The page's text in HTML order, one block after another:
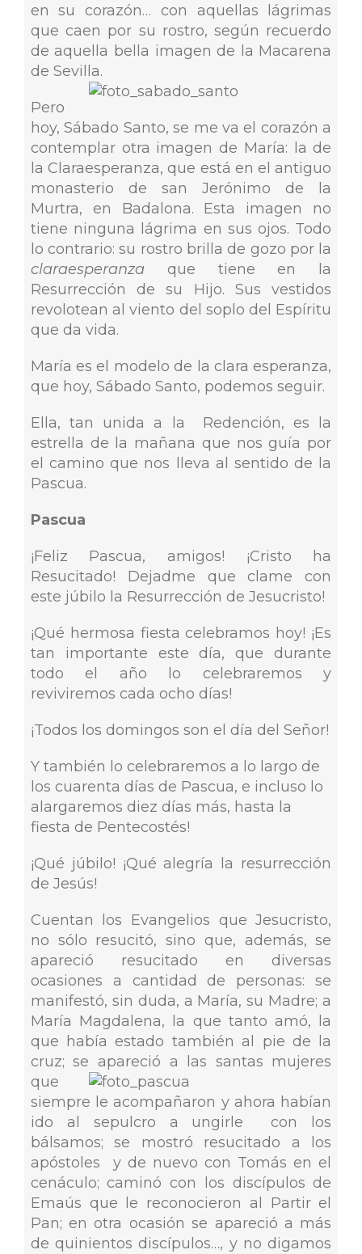
en su corazón… con aquellas lágrimas
que caen por su rostro, según recuerdo
de aquella bella imagen de la Macarena
de Sevilla.
Pero
hoy, Sábado Santo, se me va el corazón a
contemplar otra imagen de María: la de
la Claraesperanza, que está en el antiguo
monasterio de san Jerónimo de la
Murtra, en Badalona. Esta imagen no
tiene ninguna lágrima en sus ojos. Todo
lo contrario: su rostro brilla de gozo por la
claraesperanzaque tiene en la
Resurrección de su Hijo. Sus vestidos
revolotean al viento del soplo del Espíritu
que da vida.
María es el modelo de la clara esperanza,
que hoy, Sábado Santo, podemos seguir.
Ella, tan unida a la Redención, es la
estrella de la mañana que nos guía por
el camino que nos lleva al sentido de la
Pascua.
Pascua
¡Feliz Pascua, amigos! ¡Cristo ha
Resucitado! Dejadme que clame con
este júbilo la Resurrección de Jesucristo!
¡Qué hermosa fiesta celebramos hoy! ¡Es
tan importante este día, que durante
todo el año lo celebraremos y
reviviremos cada ocho días!
¡Todos los domingos son el día del Señor!
Y también lo celebraremos a lo largo de
los cuarenta días de Pascua, e incluso lo
alargaremos diez días más, hasta la
fiesta de Pentecostés!
¡Qué júbilo! ¡Qué alegría la resurrección
de Jesús!
Cuentan los Evangelios que Jesucristo,
no sólo resucitó, sino que, además, se
apareció resucitado en diversas
ocasiones a cantidad de personas: se
manifestó, sin duda, a María, su Madre; a
María Magdalena, la que tanto amó, la
que había estado también al pie de la
cruz; se apareció a l as santas mujeres
que
siempre le acompañaron y ahora habían
ido al sepulcro a ungirle con los
bálsamos; se mostró resucitado a los
apóstoles y de nuevo con Tomás en el
cenáculo; caminó con los discípulos de
Emaús que le reconocieron al Partir el
Pan; en otra ocasión se apareció a más
de quinientos discípulos…, y no digamos